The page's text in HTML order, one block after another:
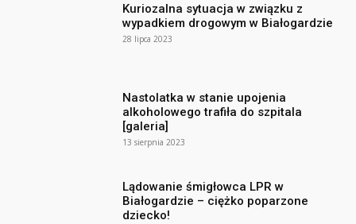
Kuriozalna sytuacja w związku z
wypadkiem drogowym w Białogardzie
28 lipca 2023
Nastolatka w stanie upojenia
alkoholowego trafiła do szpitala
[galeria]
13 sierpnia 2023
Lądowanie śmigłowca LPR w
Białogardzie – ciężko poparzone
dziecko!